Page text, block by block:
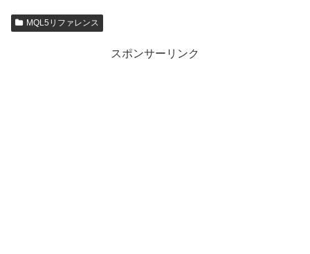
MQL5リファレンス
スポンサーリンク